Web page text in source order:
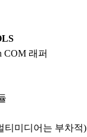
COM 래퍼
티미디어는 부차적)